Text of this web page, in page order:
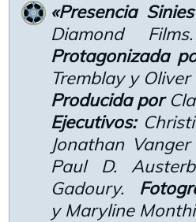
«Presencia
Diamond
Protagonizada
Tremblay y Oliver
Producida por
Ejecutivos:
Jonathan
Paul D.
Gadoury.
y Maryline